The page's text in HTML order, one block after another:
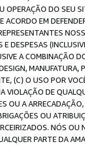
DO SEU
EM
DESPESAS
A COMBINAÇÃO
(C) O USO POR
VIOLAÇÃO DE
OU A
OU
NÓS
PARTE DA